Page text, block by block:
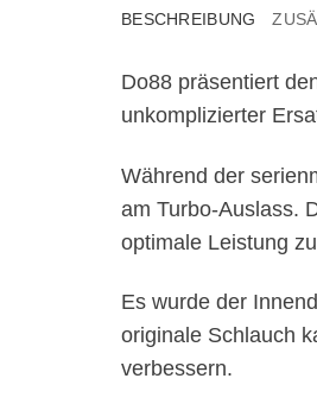
BESCHREIBUNG
Do88 präsentiert
unkomplizierter
Während der
am Turbo-Auslass.
optimale Leistung
Es wurde der
originale Schlauch
verbessern.